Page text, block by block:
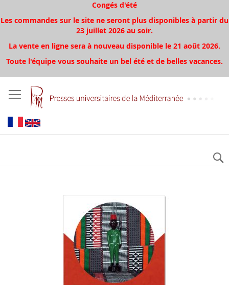
Congés d'été
Les commandes sur le site ne seront plus disponibles à partir du
23 juillet 2026 au soir.
La vente en ligne sera à nouveau disponible le 21 août 2026.
Toute l'équipe vous souhaite un bel été et de belles vacances.